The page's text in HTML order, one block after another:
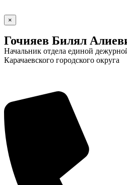
×
Гочияев Билял
Начальник отдела единой
Карачаевского городского округа